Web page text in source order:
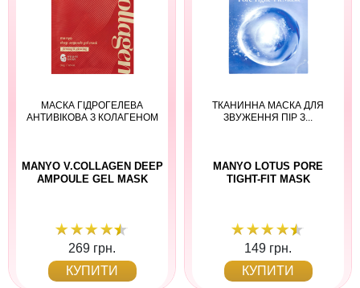
МАСКА ГІДРОГЕЛЕВА
АНТИВІКОВА З КОЛАГЕНОМ
MANYO V.COLLAGEN DEEP
AMPOULE GEL MASK
269 грн.
КУПИТИ
ТКАНИННА МАСКА ДЛЯ
ЗВУЖЕННЯ ПІР З...
MANYO LOTUS PORE
TIGHT-FIT MASK
149 грн.
КУПИТИ